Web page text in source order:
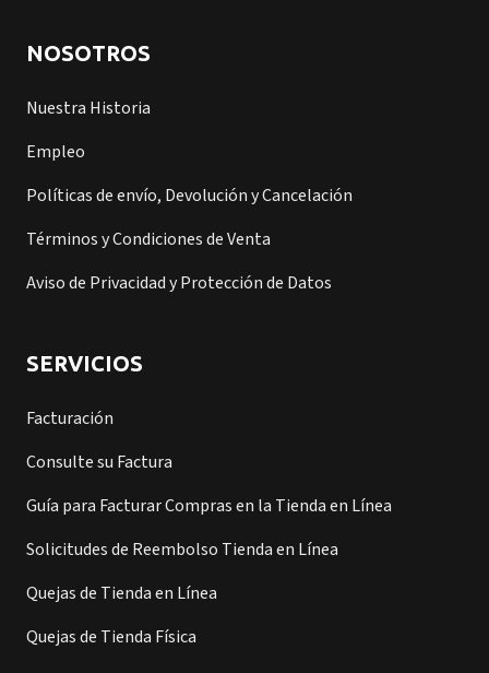
NOSOTROS
Nuestra Historia
Empleo
Políticas de envío, Devolución y Cancelación
Términos y Condiciones de Venta
Aviso de Privacidad y Protección de Datos
SERVICIOS
Facturación
Consulte su Factura
Guía para Facturar Compras en la Tienda en Línea
Solicitudes de Reembolso Tienda en Línea
Quejas de Tienda en Línea
Quejas de Tienda Física